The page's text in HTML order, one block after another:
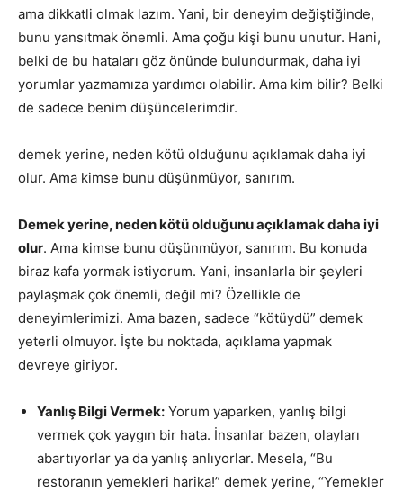
ama dikkatli olmak lazım. Yani, bir deneyim değiştiğinde,
bunu yansıtmak önemli. Ama çoğu kişi bunu unutur. Hani,
belki de bu hataları göz önünde bulundurmak, daha iyi
yorumlar yazmamıza yardımcı olabilir. Ama kim bilir? Belki
de sadece benim düşüncelerimdir.
demek yerine, neden kötü olduğunu açıklamak daha iyi
olur. Ama kimse bunu düşünmüyor, sanırım.
Demek yerine, neden kötü olduğunu açıklamak daha iyi
olur. Ama kimse bunu düşünmüyor, sanırım. Bu konuda
biraz kafa yormak istiyorum. Yani, insanlarla bir şeyleri
paylaşmak çok önemli, değil mi? Özellikle de
deneyimlerimizi. Ama bazen, sadece “kötüydü” demek
yeterli olmuyor. İşte bu noktada, açıklama yapmak
devreye giriyor.
Yanlış Bilgi Vermek: Yorum yaparken, yanlış bilgi
vermek çok yaygın bir hata. İnsanlar bazen, olayları
abartıyorlar ya da yanlış anlıyorlar. Mesela, “Bu
restoranın yemekleri harika!” demek yerine, “Yemekler